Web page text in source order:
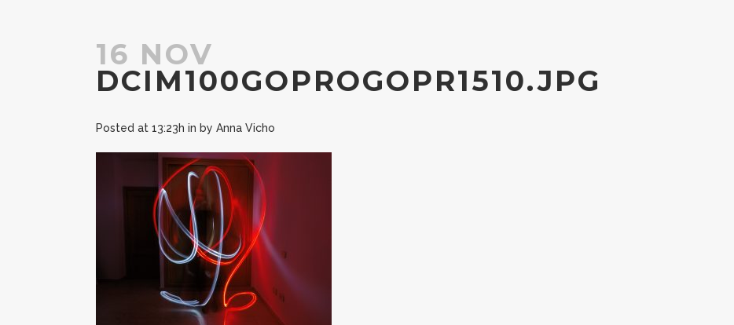
16 NOV
DCIM100GOPROGOPR1510.JPG
Posted at 13:23h in by Anna Vicho